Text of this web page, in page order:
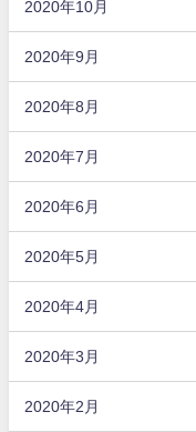
2020年10月
2020年9月
2020年8月
2020年7月
2020年6月
2020年5月
2020年4月
2020年3月
2020年2月